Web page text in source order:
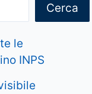
Cerca
le
INPS